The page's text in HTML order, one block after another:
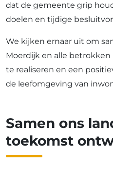
dat de gemeente grip
doelen en tijdige
We kijken ernaar uit om
Moerdijk en alle
te realiseren en een
de leefomgeving van
Samen ons
toekomst